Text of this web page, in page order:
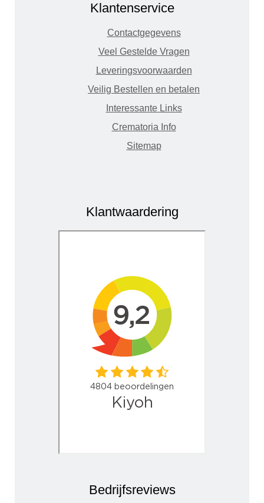
Klantenservice
Contactgegevens
Veel Gestelde Vragen
Leveringsvoorwaarden
Veilig Bestellen en betalen
Interessante Links
Crematoria Info
Sitemap
Klantwaardering
Bedrijfsreviews